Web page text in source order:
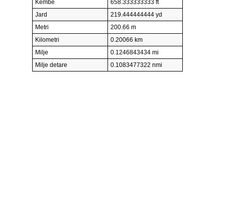
Këmbë
658.333333333 ft
Jard
219.444444444 yd
Metri
200.66 m
Kilometri
0.20066 km
Milje
0.1246843434 mi
Milje detare
0.1083477322 nmi